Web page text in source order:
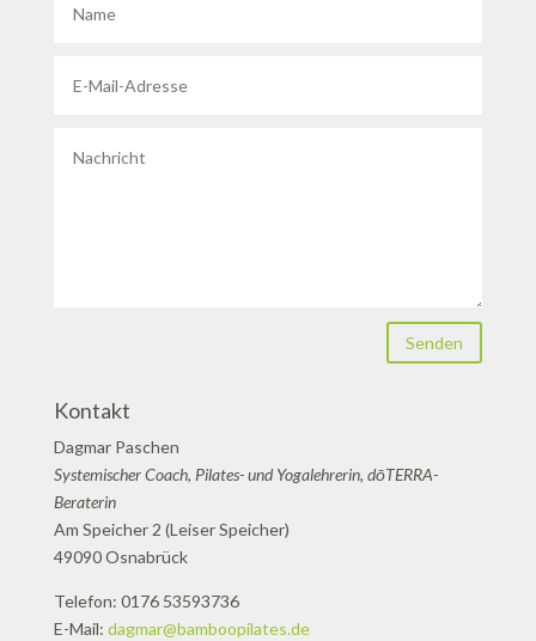
Senden
Kontakt
Dagmar Paschen
Systemischer Coach, Pilates- und Yogalehrerin, dōTERRA-
Beraterin
Am Speicher 2 (Leiser Speicher)
49090 Osnabrück
Telefon: 0176 53593736
E-Mail: dagmar@bamboopilates.de